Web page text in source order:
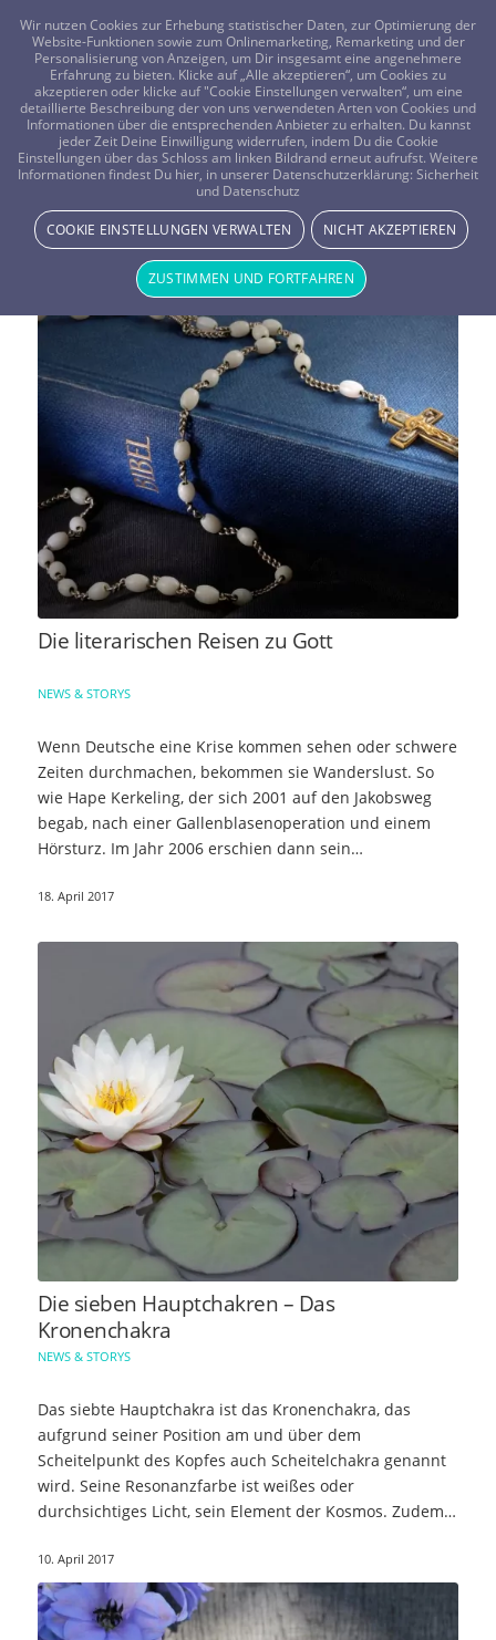
FRAGEN? KOSTENLOS ANRUFEN: 0800-8478266
Schlagwortarchiv für:
Spiritualität
Die literarischen Reisen zu Gott
NEWS & STORYS
Wenn Deutsche eine Krise kommen sehen oder schwere
Zeiten durchmachen, bekommen sie Wanderslust. So
wie Hape Kerkeling, der sich 2001 auf den Jakobsweg
begab, nach einer Gallenblasenoperation und einem
Hörsturz. Im Jahr 2006 erschien dann sein…
18. April 2017
Die sieben Hauptchakren – Das
Kronenchakra
NEWS & STORYS
Das siebte Hauptchakra ist das Kronenchakra, das
aufgrund seiner Position am und über dem
Scheitelpunkt des Kopfes auch Scheitelchakra genannt
wird. Seine Resonanzfarbe ist weißes oder
durchsichtiges Licht, sein Element der Kosmos. Zudem
10. April 2017
Wir nutzen Cookies zur Erhebung statistischer Daten, zur Optimierung der
Website-Funktionen sowie zum Onlinemarketing, Remarketing und der
Personalisierung von Anzeigen, um Dir insgesamt eine angenehmere
Erfahrung zu bieten. Klicke auf „Alle akzeptieren“, um Cookies zu
akzeptieren oder klicke auf "Cookie Einstellungen verwalten“, um eine
detaillierte Beschreibung der von uns verwendeten Arten von Cookies und
Informationen über die entsprechenden Anbieter zu erhalten. Du kannst
jeder Zeit Deine Einwilligung widerrufen, indem Du die Cookie
Einstellungen über das Schloss am linken Bildrand erneut aufrufst. Weitere
Informationen findest Du hier, in unserer Datenschutzerklärung: Sicherheit
und Datenschutz
COOKIE EINSTELLUNGEN VERWALTEN NICHT AKZEPTIEREN
ZUSTIMMEN UND FORTFAHREN